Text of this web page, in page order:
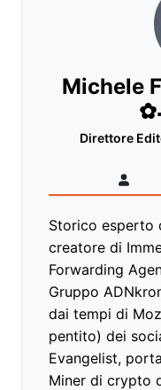
Michele
Direttore
Storico esperto
creatore di
Forwarding
Gruppo
dai tempi di
pentito) dei
Evangelist,
Miner di crypto